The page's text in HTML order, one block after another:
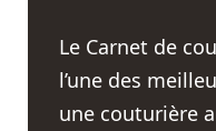
Le Carnet de
l’une des
une couturière